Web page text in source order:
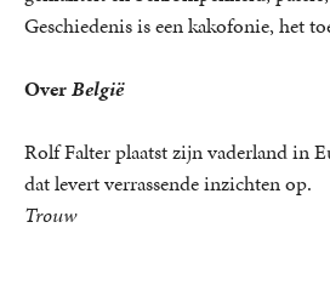
Geschiedenis is een kakofonie, het
OverBelgië
Rolf Falter plaatst zijn vaderland in
dat levert verrassende inzichten op.
Trouw